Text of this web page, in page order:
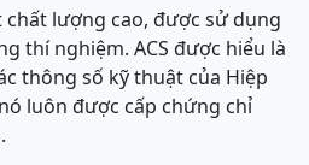
chất lượng cao, được sử dụng
thí nghiệm. ACS được hiểu là
thông số kỹ thuật của Hiệp
luôn được cấp chứng chỉ